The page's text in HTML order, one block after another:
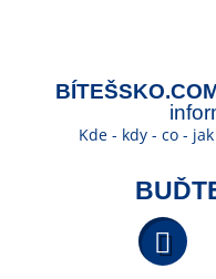
Kde - kdy - co -